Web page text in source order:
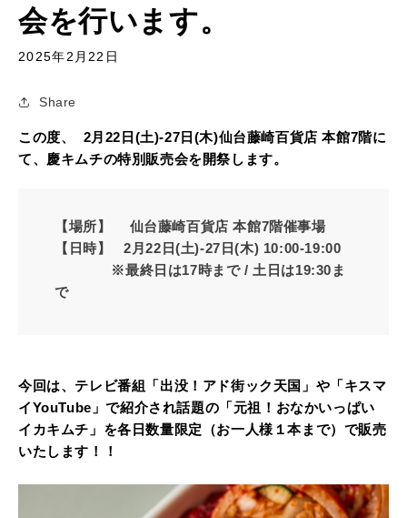
会を行います。
2025年2月22日
Share
この度、 2月22日(土)-27日(木)仙台藤崎百貨店 本館7階に
て、慶キムチの特別販売会を開祭します。
【場所】
仙台藤崎百貨店 本館7階催事場
【日時】 2月22日(土)-27日(木) 10:00-19:00
※最終日は17時まで / 土日は19:30ま
で
今回は、テレビ番組「出没！アド街ック天国」や「キスマ
イYouTube」で紹介され話題の「元祖！おなかいっぱい
イカキムチ」を各日数量限定（お一人様１本まで）で販売
いたします！！